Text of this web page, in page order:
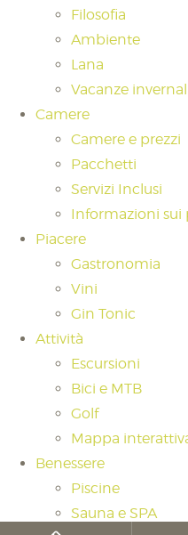
Filosofia
Ambiente
Lana
Vacanze
Camere
Camere e prezzi
Pacchetti
Servizi Inclusi
Informazioni sui
Piacere
Gastronomia
Vini
Gin Tonic
Attività
Escursioni
Bici e MTB
Golf
Mappa
Benessere
Piscine
Sauna e SPA